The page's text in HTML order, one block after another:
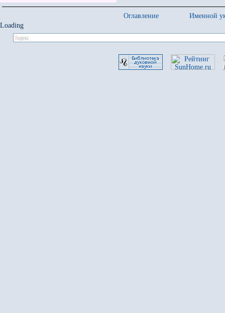
Оглавление
Именной
Loading